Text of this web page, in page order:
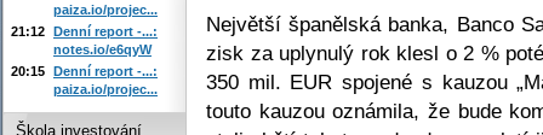
Největší španělská banka, Banco
zisk za uplynulý rok klesl o 2 %
350 mil. EUR spojené s kauzou
touto kauzou oznámila, že bude
paiza.io/projec...
21:12 Denní report -...:
notes.io/e6qyW
20:15 Denní report -...:
paiza.io/projec...
Škola investování